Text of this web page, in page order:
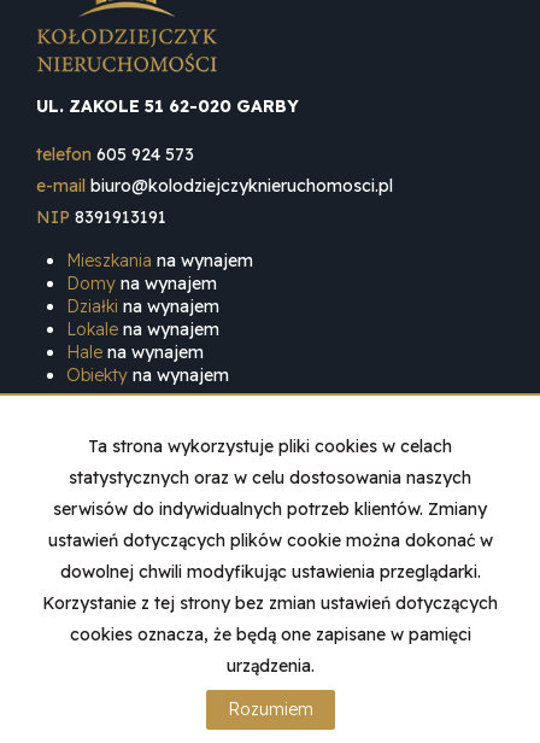
UL. ZAKOLE 51 62-020 GARBY
telefon 605 924 573
e-mail biuro@kolodziejczyknieruchomosci.pl
NIP 8391913191
Mieszkania na wynajem
Domy na wynajem
Działki na wynajem
Lokale na wynajem
Hale na wynajem
Obiekty na wynajem
Domyna sprzedaż
na sprzedaż
Lokalena sprzedaż
Halena sprzedaż
Obiekty
na sprzedaż
Strona główna Sprzedaż Wynajem O firmie Kontakt
Kołodziejczyk nieruchomości 2026 Program dla biur
Galactica Virgo
Ta strona wykorzystuje pliki cookies w celach
statystycznych oraz w celu dostosowania naszych
serwisów do indywidualnych potrzeb klientów. Zmiany
ustawień dotyczących plików cookie można dokonać w
dowolnej chwili modyfikując ustawienia przeglądarki.
Korzystanie z tej strony bez zmian ustawień dotyczących
cookies oznacza, że będą one zapisane w pamięci
urządzenia.
Rozumiem